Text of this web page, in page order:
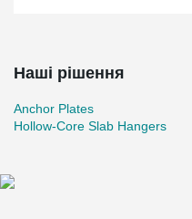
Наші рішення
Anchor Plates
Hollow-Core Slab Hangers